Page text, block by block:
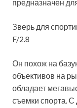
предназначен
Зверь для
F/2.8
Он похож на
объективов на
обладает
съемки спорта.